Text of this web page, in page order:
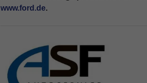
www.ford.de.